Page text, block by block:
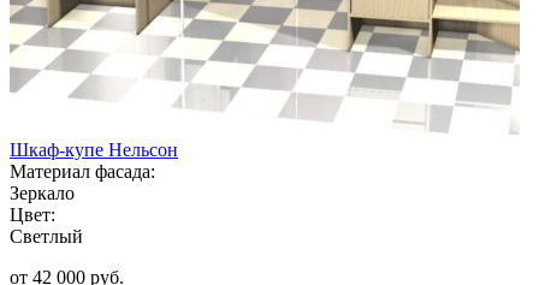
Шкаф-купе Нельсон
Материал фасада:
Зеркало
Цвет:
Светлый
от 42 000 руб.